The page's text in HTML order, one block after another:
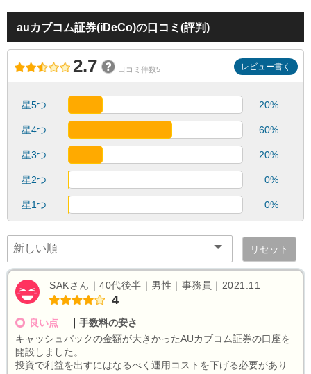
auカブコム証券(iDeCo)の口コミ(評判)
2.7 口コミ件数5 レビュー書く
星5つ 20%
星4つ 60%
星3つ 20%
星2つ 0%
星1つ 0%
リセット
SAKさん｜40代後半｜男性｜事務員｜2021.11
4
良い点
手数料の安さ
キャッシュバックの金額が大きかったAUカブコム証券の口座を
開設しました。
投資で利益を出すにはなるべく運用コストを下げる必要があり